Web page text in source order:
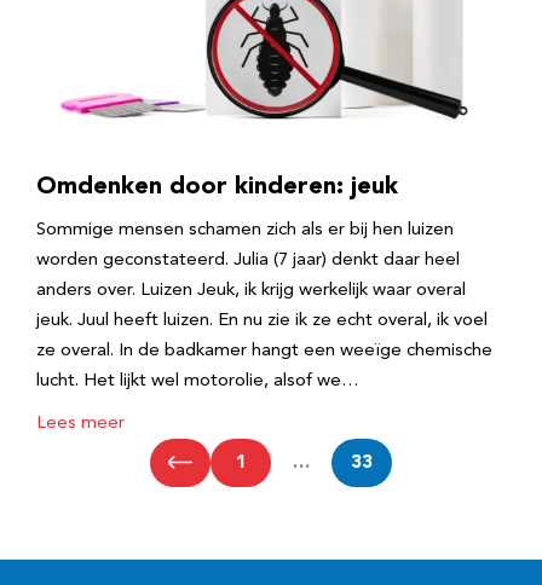
Omdenken door kinderen: jeuk
Sommige mensen schamen zich als er bij hen luizen
worden geconstateerd. Julia (7 jaar) denkt daar heel
anders over. Luizen Jeuk, ik krijg werkelijk waar overal
jeuk. Juul heeft luizen. En nu zie ik ze echt overal, ik voel
ze overal. In de badkamer hangt een weeïge chemische
lucht. Het lijkt wel motorolie, alsof we…
Lees meer
1 … 33